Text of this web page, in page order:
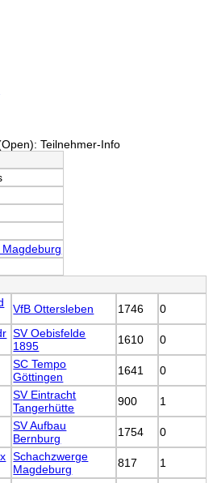
Teilnehmer-Info
VfB Ottersleben 1746
0
SV Oebisfelde
1895
1610
0
SC Tempo
Göttingen
1641
0
SV Eintracht
Tangerhütte
900
1
SV Aufbau
Bernburg
1754
0
Schachzwerge
Magdeburg
817
1